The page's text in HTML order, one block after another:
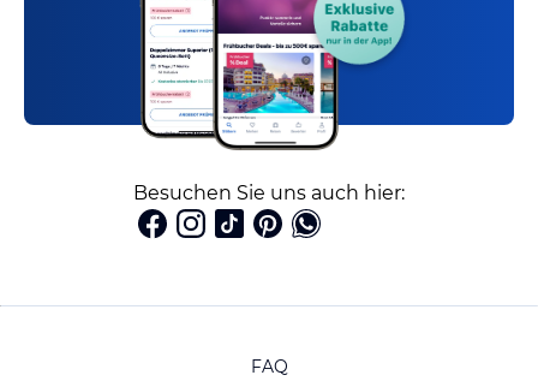
Besuchen Sie uns auch hier:
FAQ